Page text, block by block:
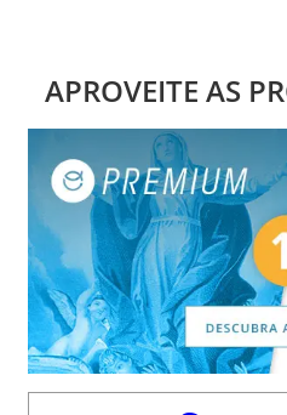
APROVEITE AS